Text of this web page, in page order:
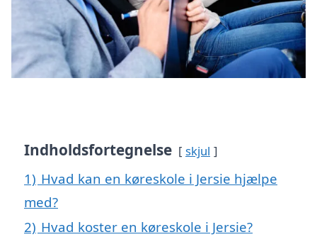
Indholdsfortegnelse skjul
1) Hvad kan en køreskole i Jersie hjælpe
med?
2) Hvad koster en køreskole i Jersie?